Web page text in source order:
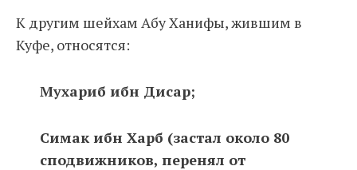
К другим шейхам Абу Ханифы, жившим в
Куфе, относятся:
Мухариб ибн Дисар;
Симак ибн Харб (застал около 80
сподвижников, перенял от